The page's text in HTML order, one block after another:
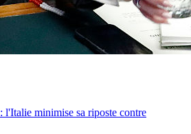
l'Italie minimise sa riposte contre